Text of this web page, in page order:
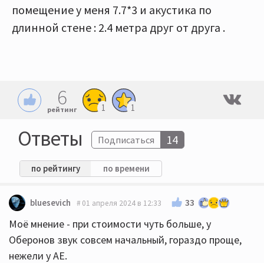
помещение у меня 7.7*3 и акустика по
длинной стене : 2.4 метра друг от друга .
6
рейтинг 1 1
Ответы Подписаться 14
по рейтингу по времени
bluesevich 01 апреля 2024 в 12:33 33
Моё мнение - при стоимости чуть больше, у
Оберонов звук совсем начальный, гораздо проще,
нежели у АЕ.